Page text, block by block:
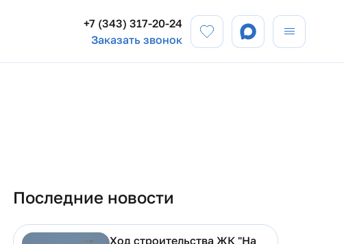
Заказать звонок
+7 (343) 317-20-24
Последние новости
Ход строительства ЖК "На